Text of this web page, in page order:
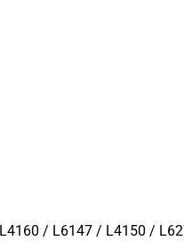
L4160 / L6147 / L4150 /